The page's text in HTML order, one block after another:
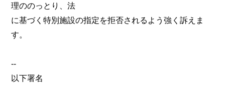
理ののっとり、法
に基づく特別施設の指定を拒否されるよう強く訴えま
す。
--
以下署名